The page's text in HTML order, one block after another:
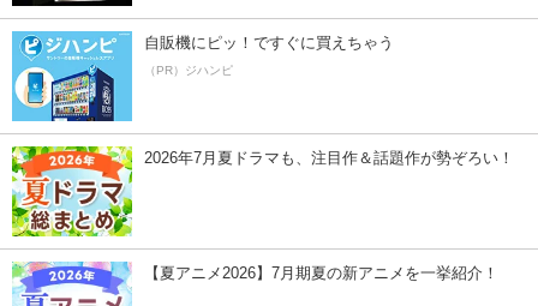
自販機にピッ！ですぐに買えちゃう
（PR）ジハンピ
2026年7月夏ドラマも、注目作＆話題作が勢ぞろい！
【夏アニメ2026】7月期夏の新アニメを一挙紹介！